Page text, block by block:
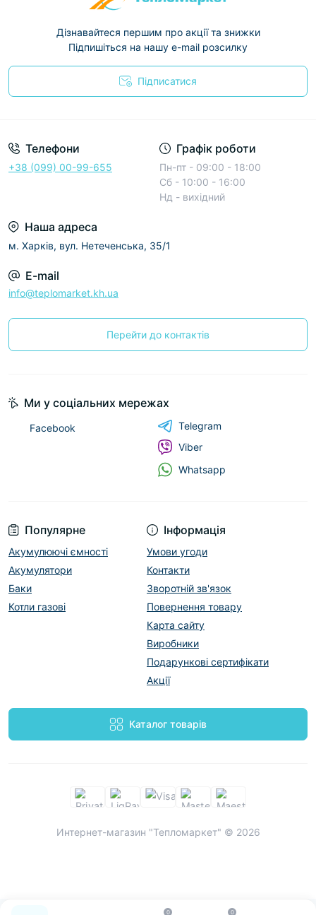
0 0
Дізнавайтеся першим про акції та знижки
Підпишіться на нашу e-mail розсилку
Підписатися
Телефони
+38 (099) 00-99-655
Графік роботи
Пн-пт - 09:00 - 18:00
Сб - 10:00 - 16:00
Нд - вихідний
Наша адреса
м. Харків, вул. Нетеченська, 35/1
E-mail
info@teplomarket.kh.ua
Перейти до контактів
Популярне
Акумулюючі ємності
Акумулятори
Баки
Котли газові
Інформація
Умови угоди
Контакти
Зворотній зв'язок
Повернення товару
Карта сайту
Виробники
Подарункові сертифікати
Акції
Каталог товарів
Ми у соціальних мережах
Facebook
Telegram
Viber
Whatsapp
Интернет-магазин "Тепломаркет" © 2026